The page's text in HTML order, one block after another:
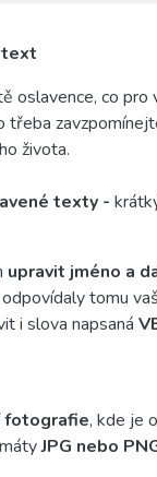
text
oslavence, co pro
třeba
života.
texty -
upravit jméno a
tomu
i slova napsaná
fotografie, kde je
JPG nebo